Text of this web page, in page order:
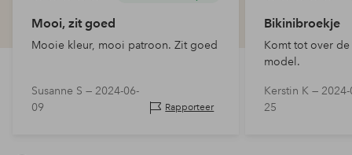
Mooi, zit goed
Mooie kleur, mooi patroon. Zit goed
Susanne S — 2024-06-
09
Rapporteer
Bikinibroekje
Komt tot over
model.
Kerstin K — 2024-
25